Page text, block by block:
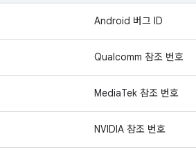
Android 버그 ID
Qualcomm 참조 번호
MediaTek 참조 번호
NVIDIA 참조 번호